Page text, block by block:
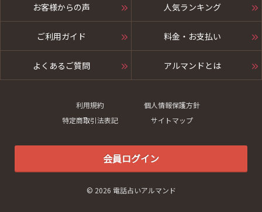
お客様からの声 人気ランキング
ご利用ガイド 料金・お支払い
よくあるご質問 アルマンドとは
利用規約
特定商取引法表記
個人情報保護方針
サイトマップ
会員ログイン
© 2026 電話占いアルマンド